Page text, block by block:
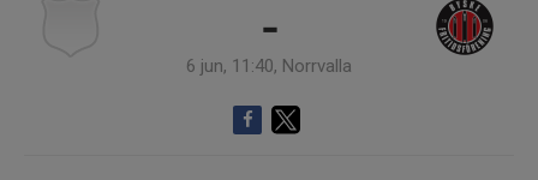
-
6 jun, 11:40, Norrvalla